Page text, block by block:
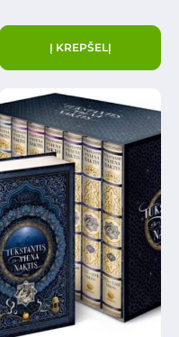
Į KREPŠELĮ